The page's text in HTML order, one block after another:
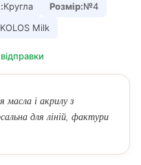
Кругла Розмір:№4
KOLOS Milk
масла і акрилу з
для ліній, фактури